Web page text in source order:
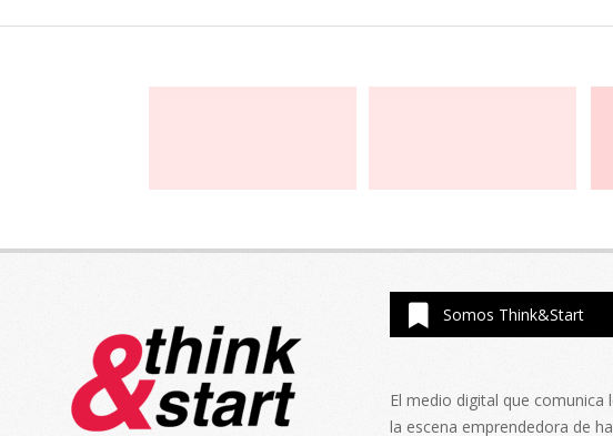
Somos Think&Start
El medio digital que comunica
la escena emprendedora de